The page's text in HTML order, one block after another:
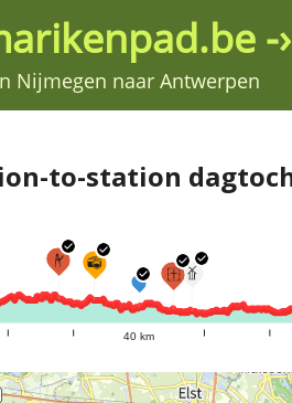
-›
Nijmegen naar Antwerpen